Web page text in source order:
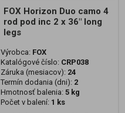
FOX Horizon Duo camo 4
rod pod inc 2 x 36" long
legs
Výrobca: FOX
Katalógové číslo: CRP038
Záruka (mesiacov): 24
Termín dodania (dni): 2
Hmotnosť balenia: 5 kg
Počet v balení: 1 ks